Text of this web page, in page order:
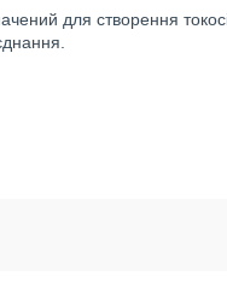
для створення